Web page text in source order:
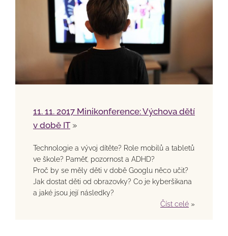
11. 11. 2017 Minikonference: Výchova dětí
v době IT»
Technologie a vývoj dítěte? Role mobilů a tabletů
ve škole? Paměť, pozornost a ADHD?
Proč by se měly děti v době Googlu něco učit?
Jak dostat děti od obrazovky? Co je kyberšikana
a jaké jsou její následky?
Číst celé »